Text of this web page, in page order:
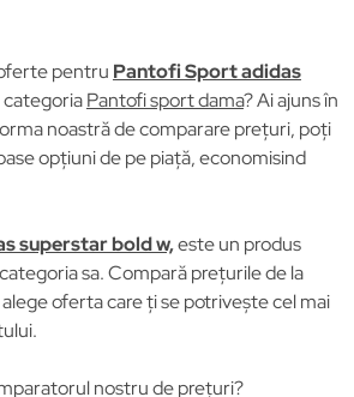
pentru Pantofi Sport adidas
Pantofi sport dama? Ai ajuns în
noastră de comparare prețuri, poți
opțiuni de pe piață, economisind
superstar bold w,este un produs
sa. Compară prețurile de la
oferta care ți se potrivește cel mai
nostru de prețuri?